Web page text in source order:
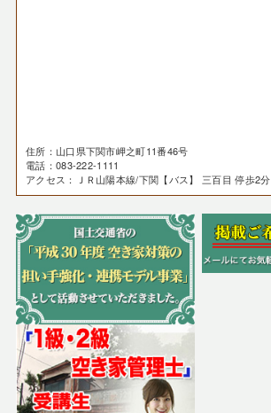
住所：山口県下関市岬之町11番46号
電話：083-222-1111
アクセス：ＪＲ山陽本線/下関【バス】 三百目 停歩2分